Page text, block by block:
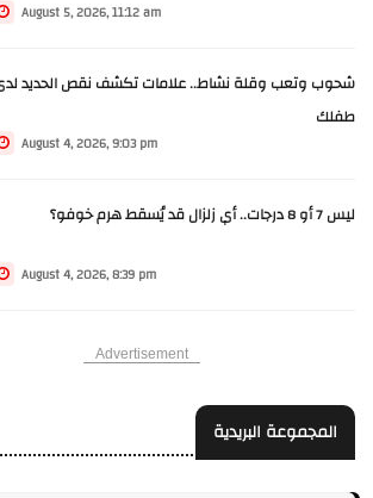
August 5, 2026, 11:12 am
شحوب وتعب وقلة نشاط.. علامات تكشف نقص الحديد
طفلك
August 4, 2026, 9:03 pm
ليس 7 أو 8 درجات.. أي زلزال قد يُسقط هرم خوفو؟
August 4, 2026, 8:39 pm
Advertisement
المجموعة البريدية